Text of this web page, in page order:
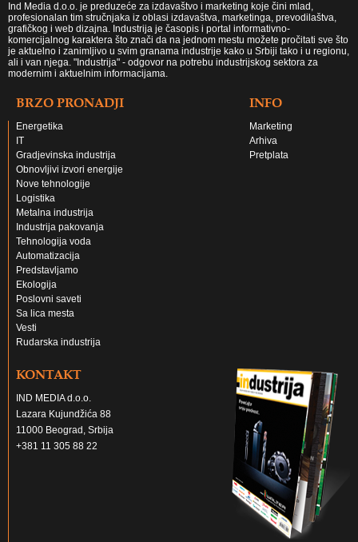
Ind Media d.o.o. je preduzeće za izdavaštvo i marketing koje čini mlad,
profesionalan tim stručnjaka iz oblasi izdavaštva, marketinga, prevodilaštva,
grafičkog i web dizajna. Industrija je časopis i portal informativno-
komercijalnog karaktera što znači da na jednom mestu možete pročitati sve što
je aktuelno i zanimljivo u svim granama industrije kako u Srbiji tako i u regionu,
ali i van njega. "Industrija" - odgovor na potrebu industrijskog sektora za
modernim i aktuelnim informacijama.
BRZO PRONADJI
Energetika
IT
Gradjevinska industrija
Obnovljivi izvori energije
Nove tehnologije
Logistika
Metalna industrija
Industrija pakovanja
Tehnologija voda
Automatizacija
Predstavljamo
Ekologija
Poslovni saveti
Sa lica mesta
Vesti
Rudarska industrija
INFO
Marketing
Arhiva
Pretplata
KONTAKT
IND MEDIA d.o.o.
Lazara Kujundžića 88
11000 Beograd, Srbija
+381 11 305 88 22